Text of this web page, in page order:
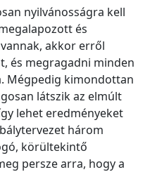
nyilvánosságra kell
és
akkor erről
és megragadni minden
Mégpedig kimondottan
látszik az elmúlt
lehet eredményeket
három
körültekintő
persze arra, hogy a